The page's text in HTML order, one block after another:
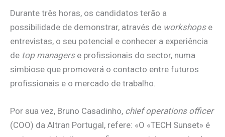
Durante três horas, os candidatos terão a
possibilidade de demonstrar, através de workshopse
entrevistas, o seu potencial e conhecer a experiência
de top managerse profissionais do sector, numa
simbiose que promoverá o contacto entre futuros
profissionais e o mercado de trabalho.
Por sua vez, Bruno Casadinho, chief operations officer
(COO) da Altran Portugal, refere: «O «TECH Sunset» é